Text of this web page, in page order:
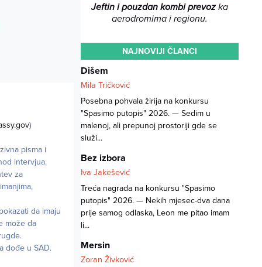
)
pisma i
intervjua.
za
da imaju
može da
dođe u SAD.
Jeftin i pouzdan kombi prevozka
aerodromima i regionu.
NAJNOVIJI ČLANCI
Dišem
Mila Tričković
Posebna pohvala žirija na konkursu
"Spasimo putopis" 2026. — Sedim u
malenoj, ali prepunoj prostoriji gde se
služi...
Bez izbora
Iva Jakešević
Treća nagrada na konkursu "Spasimo
putopis" 2026. — Nekih mjesec-dva dana
prije samog odlaska, Leon me pitao imam
li...
Mersin
Zoran Živković